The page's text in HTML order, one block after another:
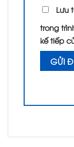
Lưu
trong
kế tiếp